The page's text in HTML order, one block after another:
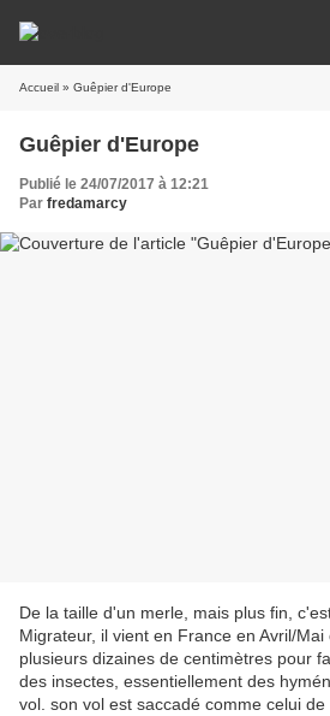
Accueil » Guêpier d'Europe
Guêpier d'Europe
Publié le 24/07/2017 à 12:21
Par fredamarcy
De la taille d'un merle, mais plus fin,
Migrateur, il vient en France en Avril/
plusieurs dizaines de centimètres pour
des insectes, essentiellement des
vol. son vol est saccadé comme celui de